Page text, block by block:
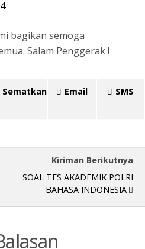
bagikan semoga
Salam Penggerak !
Sematkan Email SMS
Kiriman Berikutnya
SOAL TES AKADEMIK POLRI
BAHASA INDONESIA